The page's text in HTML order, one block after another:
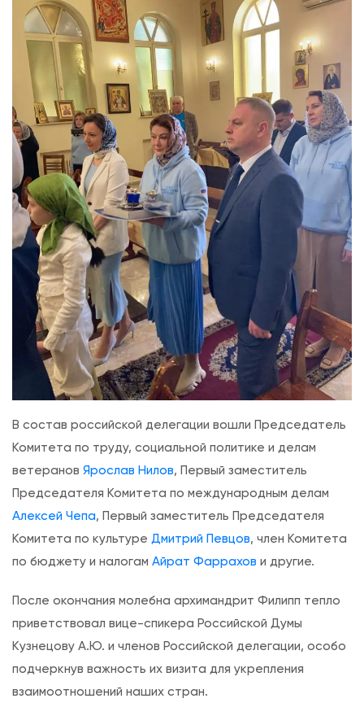
В состав российской делегации вошли Председатель
Комитета по труду, социальной политике и делам
ветеранов Ярослав Нилов, Первый заместитель
Председателя Комитета по международным делам
Алексей Чепа, Первый заместитель Председателя
Комитета по культуре Дмитрий Певцов, член Комитета
по бюджету и налогам Айрат Фаррахов и другие.
После окончания молебна архимандрит Филипп тепло
приветствовал вице-спикера Российской Думы
Кузнецову А.Ю. и членов Российской делегации, особо
подчеркнув важность их визита для укрепления
взаимоотношений наших стран.